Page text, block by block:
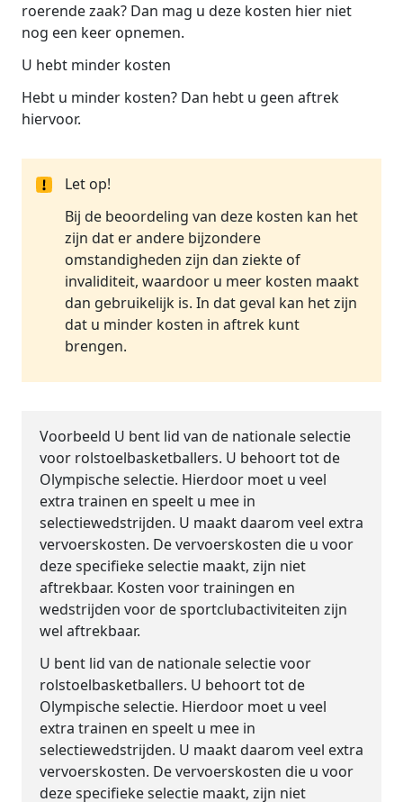
roerende zaak? Dan mag u deze kosten hier niet
nog een keer opnemen.
U hebt minder kosten
Hebt u minder kosten? Dan hebt u geen aftrek
hiervoor.
Let op!
Bij de beoordeling van deze kosten kan het
zijn dat er andere bijzondere
omstandigheden zijn dan ziekte of
invaliditeit, waardoor u meer kosten maakt
dan gebruikelijk is. In dat geval kan het zijn
dat u minder kosten in aftrek kunt
brengen.
Voorbeeld U bent lid van de nationale selectie
voor rolstoelbasketballers. U behoort tot de
Olympische selectie. Hierdoor moet u veel
extra trainen en speelt u mee in
selectiewedstrijden. U maakt daarom veel extra
vervoerskosten. De vervoerskosten die u voor
deze specifieke selectie maakt, zijn niet
aftrekbaar. Kosten voor trainingen en
wedstrijden voor de sportclubactiviteiten zijn
wel aftrekbaar.
U bent lid van de nationale selectie voor
rolstoelbasketballers. U behoort tot de
Olympische selectie. Hierdoor moet u veel
extra trainen en speelt u mee in
selectiewedstrijden. U maakt daarom veel extra
vervoerskosten. De vervoerskosten die u voor
deze specifieke selectie maakt, zijn niet